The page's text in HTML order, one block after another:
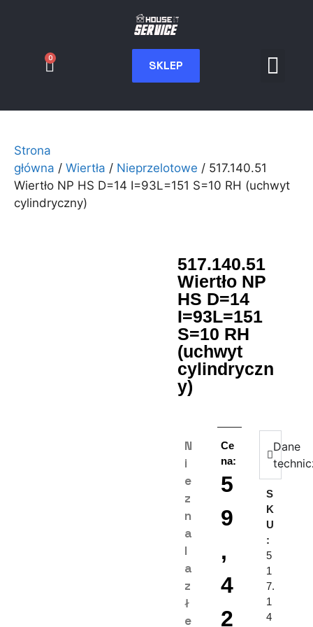
SKLEP
0
Strona
główna / Wiertła / Nieprzelotowe / 517.140.51
Wiertło NP HS D=14 I=93L=151 S=10 RH (uchwyt
cylindryczny)
517.140.51
Wiertło NP
HS D=14
I=93L=151
S=10 RH
(uchwyt
cylindryczn
y)
N
i
e
z
n
a
l
a
z
ł
e
Ce
na:
5
9
,
4
2
Dane
S
K
U
:
5
1
7.
1
4